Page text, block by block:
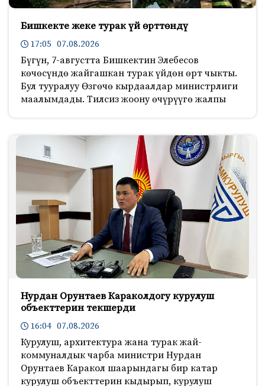
Бишкекте жеке турак үй өрттөндү
17:05 07.08.2026
Бүгүн, 7-августта Бишкектин Элебесов
көчөсүндө жайгашкан турак үйдөн өрт чыкты.
Бул тууралуу Өзгөчө кырдаалдар министрлиги
маалымдады. Тилсиз жоону өчүрүүгө жалпы
Нурдан Орунтаев Караколдогу курулуш
объекттерин текшерди
16:04 07.08.2026
Курулуш, архитектура жана турак жай-
коммуналдык чарба министри Нурдан
Орунтаев Каракол шаарындагы бир катар
курулуш объекттерин кыдырып, курулуш